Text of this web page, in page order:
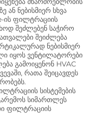
ან ნებისმიერ სხვა
ის ფილტრაციის
შეძლებენ საჭირო
შეიძლება
ნებისმიერ
იყოს ვენტილატორები
გამოიყენონ HVAC
რათა შეიცავდეს
სისტემების
სიმართლეს
ფილტრაციის